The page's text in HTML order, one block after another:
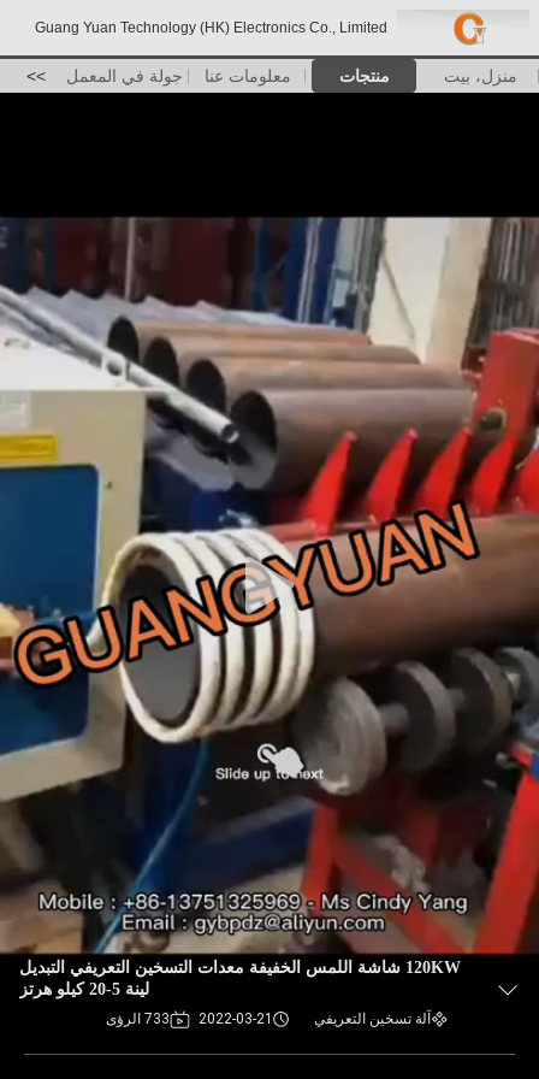
Guang Yuan Technology (HK) Electronics Co., Limited
منزل، بيت منتجات معلومات عنا جولة في المعمل >>
120KW شاشة اللمس الخفيفة معدات التسخين التعريفي التبديل
لينة 5-20 كيلو هرتز
آلة تسخين التعريفي 2022-03-21 733 الرؤى